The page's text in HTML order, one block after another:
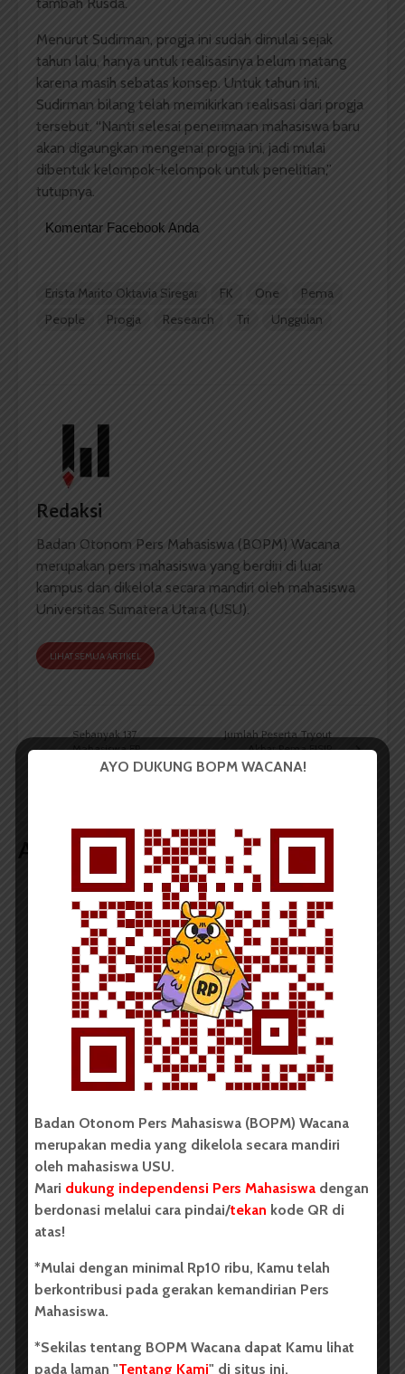
Menurut Sudirman, progja ini sudah dimulai sejak
tahun lalu, hanya untuk realisasinya belum matang
karena masih sebatas konsep. Untuk tahun ini,
Sudirman bilang telah memikirkan realisasi dari progja
tersebut. “Nanti selesai penerimaan mahasiswa baru
akan digaungkan mengenai progja ini, jadi mulai
dibentuk kelompok-kelompok untuk penelitian,”
tutupnya.
Komentar Facebook Anda
Erista Marito Oktavia Siregar FK One
Pema
People
Progja Research Tri Unggulan
Redaksi
Badan Otonom Pers Mahasiswa (BOPM) Wacana
merupakan pers mahasiswa yang berdiri di luar
kampus dan dikelola secara mandiri oleh mahasiswa
Universitas Sumatera Utara (USU).
LIHAT SEMUA ARTIKEL
Sebanyak 137
Mahasiswa FP
Keberatan dengan Nilai
Jumlah Peserta Tryout
Akbar Pema FISIP
Melebihi Target
Artikel terkait lain
BERITA KAMPUS
Dua Mahasiswa Sastra Indonesia
USU Raih Juara pada Festival
Literasi Sumatera Utara 2026
Dark Mode | Moda Gelap
Oleh: Iyusarah Pakpahan USU, wacana.org – Dua...
Redaksi 2 menit waktu baca
BERITA KAMPUS
Dua Mahasiswa Etnomusikologi
USU Torehkan Prestasi di
PEKSIMIDA 2026
Oleh: Syarifah Sarah Nurjiha USU, wacana.org –...
AYO DUKUNG BOPM WACANA!
Badan Otonom Pers Mahasiswa (BOPM) Wacana
merupakan media yang dikelola secara mandiri
oleh mahasiswa USU.
Mari dukung independensi Pers Mahasiswa dengan
berdonasi melalui cara pindai/tekan kode QR di
atas!
*Mulai dengan minimal Rp10 ribu, Kamu telah
berkontribusi pada gerakan kemandirian Pers
Mahasiswa.
*Sekilas tentang BOPM Wacana dapat Kamu lihat
pada laman "Tentang Kami" di situs ini.